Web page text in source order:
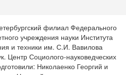
филиал Федерального
учреждения науки Института
и техники им. С.И. Вавилова
Центр Социолого-науковедческих
Николаенко Георгий и